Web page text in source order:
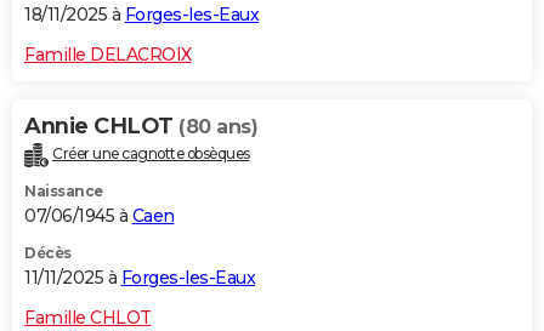
18/11/2025 à Forges-les-Eaux
Famille DELACROIX
Annie CHLOT (80 ans)
Créer une cagnotte obsèques
Naissance
07/06/1945 à Caen
Décès
11/11/2025 à Forges-les-Eaux
Famille CHLOT